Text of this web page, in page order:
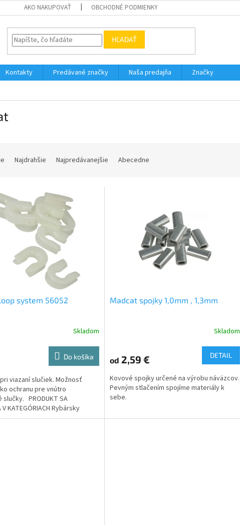
AKO NAKUPOVAŤ OBCHODNÉ PODMIENKY
HĽADAŤ
Kontakty Predávané značky Naša predajňa
Značky
Najdrahšie Najpredávanejšie Abecedne
system 56052
Skladom
Do košíka
viazaní slučiek. Možnosť
ochranu pre vnútro
slučky. PRODUKT SA
V KATEGÓRIACH Rybársky
Madcat spojky 1,0mm , 1,3mm
Skladom
od 2,59 € DETAIL
Kovové spojky určené na výrobu náväzcov.
Pevným stlačením spojíme materiály k
sebe.